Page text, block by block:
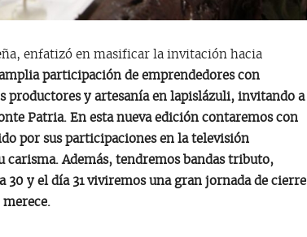
enfatizó en masificar la invitación hacia
participación de emprendedores con
productores y artesanía en lapislázuli, invitando a
Patria. En esta nueva edición contaremos con
por sus participaciones en la televisión
carisma. Además, tendremos bandas tributo,
30 y el día 31 viviremos una gran jornada de cierre